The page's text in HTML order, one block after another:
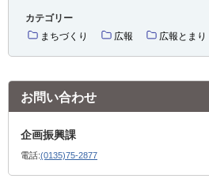
カテゴリー
まちづくり
広報 広報とまり
お問い合わせ
企画振興課
電話:(0135)75-2877